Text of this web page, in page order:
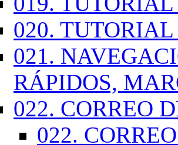
020.
021.
RÁPIDOS,
022. CORREO
022.